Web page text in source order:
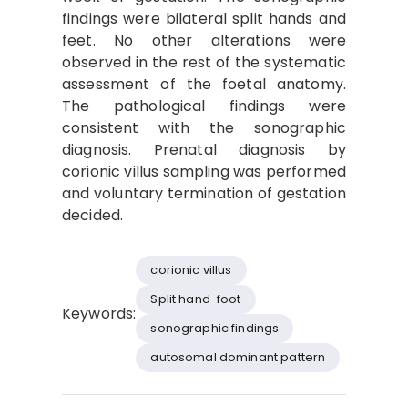
findings were bilateral split hands and
feet. No other alterations were
observed in the rest of the systematic
assessment of the foetal anatomy.
The pathological findings were
consistent with the sonographic
diagnosis. Prenatal diagnosis by
corionic villus sampling was performed
and voluntary termination of gestation
decided.
Keywords:
corionic villus
Split hand-foot
sonographic findings
autosomal dominant pattern